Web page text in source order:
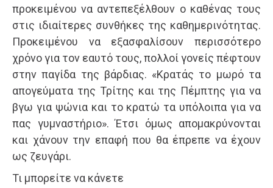
προκειμένου να αντεπεξέλθουν ο καθένας τους
στις ιδιαίτερες συνθήκες της καθημερινότητας.
Προκειμένου να εξασφαλίσουν περισσότερο
χρόνο για τον εαυτό τους, πολλοί γονείς πέφτουν
στην παγίδα της βάρδιας. «Κρατάς το μωρό τα
απογεύματα της Τρίτης και της Πέμπτης για να
βγω για ψώνια και το κρατώ τα υπόλοιπα για να
πας γυμναστήριο». Έτσι όμως απομακρύνονται
και χάνουν την επαφή που θα έπρεπε να έχουν
ως ζευγάρι.
Τι μπορείτε να κάνετε